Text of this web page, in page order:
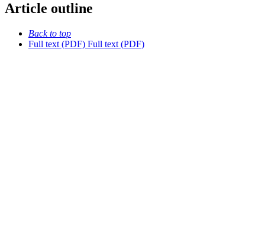
Article outline
Back to top
Full text (PDF) Full text (PDF)